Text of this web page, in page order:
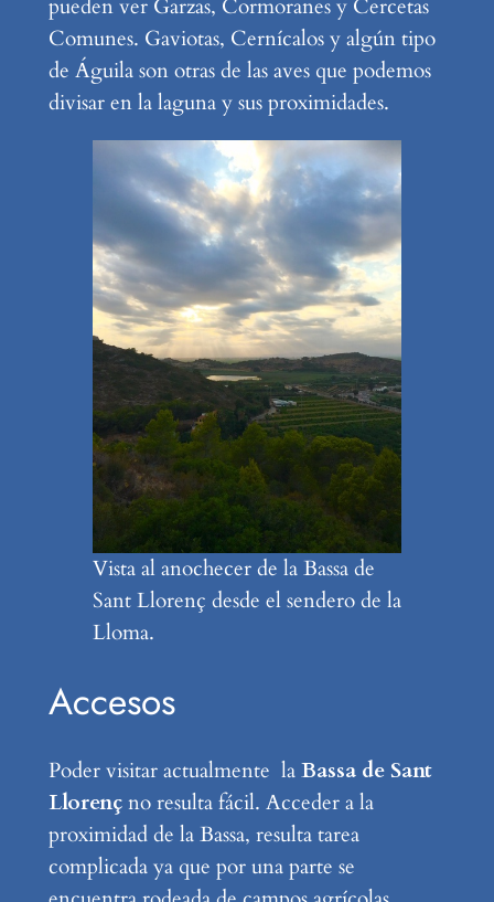
pueden ver Garzas, Cormoranes y Cercetas
Comunes. Gaviotas, Cernícalos y algún tipo
de Águila son otras de las aves que podemos
divisar en la laguna y sus proximidades.
Vista al anochecer de la Bassa de
Sant Llorenç desde el sendero de la
Lloma.
Accesos
Poder visitar actualmente laBassa de Sant
Llorençno resulta fácil. Acceder a la
proximidad de la Bassa, resulta tarea
complicada ya que por una parte se